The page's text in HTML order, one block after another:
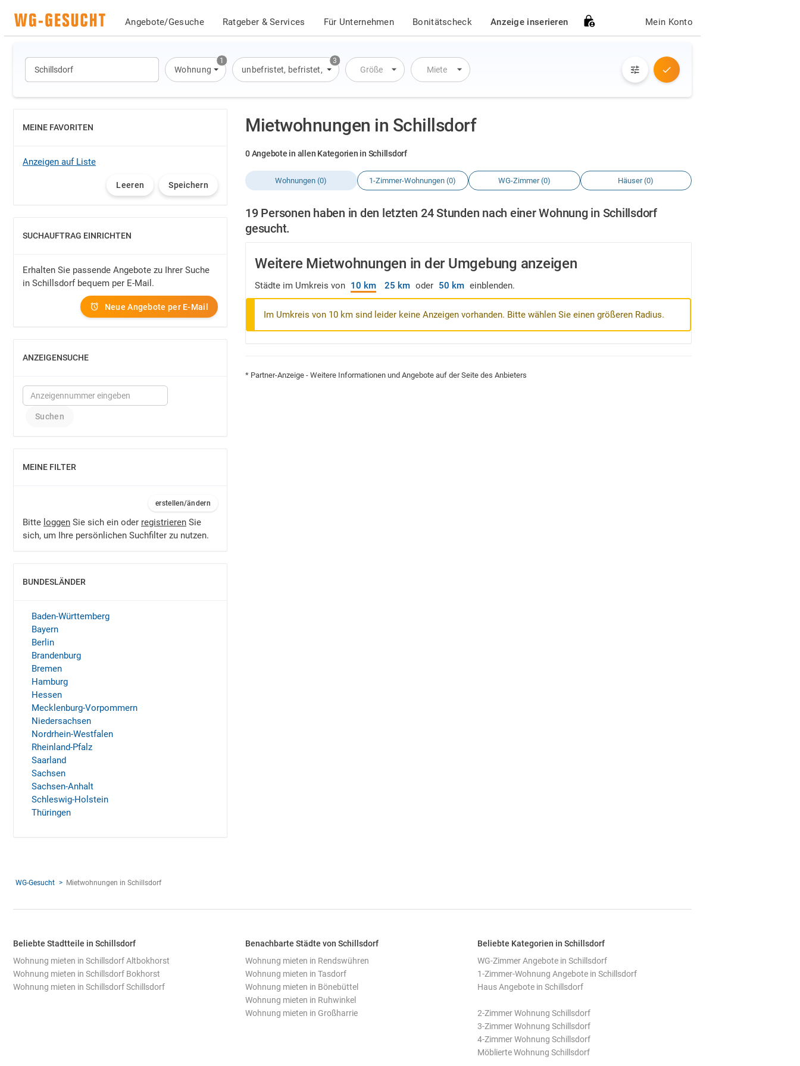
Angebote/Gesuche Ratgeber & Services Für Unternehmen Bonitätscheck Anzeige inserieren Mein Konto
1
Wohnung
3
unbefristet, befristet, Übernachtung
Größe Miete
Mietwohnungen in Schillsdorf
0 Angebote in allen Kategorien in Schillsdorf
Wohnungen (0) 1-Zimmer-Wohnungen (0) WG-Zimmer (0) Häuser (0)
19 Personen haben in den letzten 24 Stunden nach einer Wohnung in Schillsdorf
gesucht.
Weitere Mietwohnungen in der Umgebung anzeigen
Städte im Umkreis von 10 km 25 km oder 50 km einblenden.
Im Umkreis von 10 km sind leider keine Anzeigen vorhanden. Bitte wählen Sie einen größeren Radius.
* Partner-Anzeige - Weitere Informationen und Angebote auf der Seite des Anbieters
MEINE FAVORITEN
EINBLENDEN
Anzeigen auf Liste
Leeren Speichern
SUCHAUFTRAG EINRICHTEN
EINBLENDEN
Erhalten Sie passende Angebote zu Ihrer Suche
in Schillsdorf bequem per E-Mail.
Neue Angebote per E-Mail
ANZEIGENSUCHE
EINBLENDEN
MEINE FILTER
EINBLENDEN
erstellen/ändern
Bitte loggen Sie sich ein oder registrieren Sie
sich, um Ihre persönlichen Suchfilter zu nutzen.
BUNDESLÄNDER
EINBLENDEN
Baden-Württemberg
Bayern
Berlin
Brandenburg
Bremen
Hamburg
Hessen
Mecklenburg-Vorpommern
Niedersachsen
Nordrhein-Westfalen
Rheinland-Pfalz
Saarland
Sachsen
Sachsen-Anhalt
Schleswig-Holstein
Thüringen
WG-Gesucht Mietwohnungen in Schillsdorf
Beliebte Stadtteile in Schillsdorf
Wohnung mieten in Schillsdorf Altbokhorst
Wohnung mieten in Schillsdorf Bokhorst
Wohnung mieten in Schillsdorf Schillsdorf
Benachbarte Städte von Schillsdorf
Wohnung mieten in Rendswühren
Wohnung mieten in Tasdorf
Wohnung mieten in Bönebüttel
Wohnung mieten in Ruhwinkel
Wohnung mieten in Großharrie
Beliebte Kategorien in Schillsdorf
WG-Zimmer Angebote in Schillsdorf
1-Zimmer-Wohnung Angebote in Schillsdorf
Haus Angebote in Schillsdorf
2-Zimmer Wohnung Schillsdorf
3-Zimmer Wohnung Schillsdorf
4-Zimmer Wohnung Schillsdorf
Möblierte Wohnung Schillsdorf